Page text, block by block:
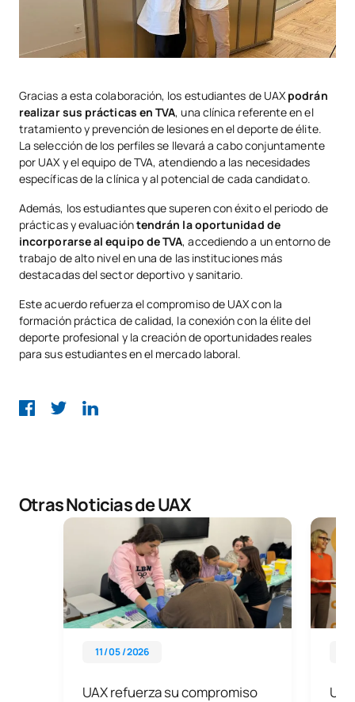
Gracias a esta colaboración, los estudiantes de UAX podrán
realizar sus prácticas en TVA, una clínica referente en el
tratamiento y prevención de lesiones en el deporte de élite.
La selección de los perfiles se llevará a cabo conjuntamente
por UAX y el equipo de TVA, atendiendo a las necesidades
específicas de la clínica y al potencial de cada candidato.
Además, los estudiantes que superen con éxito el periodo de
prácticas y evaluacióntendrán la oportunidad de
incorporarse al equipo de TVA, accediendo a un entorno de
trabajo de alto nivel en una de las instituciones más
destacadas del sector deportivo y sanitario.
Este acuerdo refuerza el compromiso de UAX con la
formación práctica de calidad, la conexión con la élite del
deporte profesional y la creación de oportunidades reales
para sus estudiantes en el mercado laboral.
Otras Noticias de UAX
11 / 05 / 2026
UAX refuerza su compromiso